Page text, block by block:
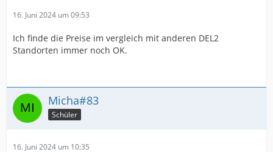
16. Juni 2024 um 09:53
Ich finde die Preise im vergleich mit anderen DEL2
Standorten immer noch OK.
Micha#83
Schüler
16. Juni 2024 um 10:35